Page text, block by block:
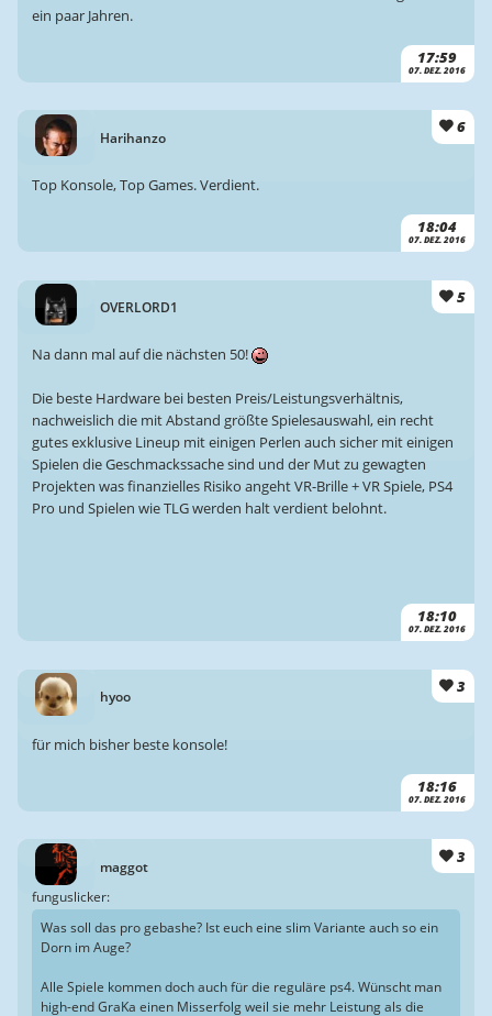
17:59
07. DEZ. 2016
ein paar Jahren.
Harihanzo
6
18:04
07. DEZ. 2016
Top Konsole, Top Games. Verdient.
OVERLORD1
5
18:10
07. DEZ. 2016
Na dann mal auf die nächsten 50!
Die beste Hardware bei besten Preis/Leistungsverhältnis,
nachweislich die mit Abstand größte Spielesauswahl, ein recht
gutes exklusive Lineup mit einigen Perlen auch sicher mit einigen
Spielen die Geschmackssache sind und der Mut zu gewagten
Projekten was finanzielles Risiko angeht VR-Brille + VR Spiele, PS4
Pro und Spielen wie TLG werden halt verdient belohnt.
hyoo
3
18:16
07. DEZ. 2016
für mich bisher beste konsole!
maggot
3
funguslicker:
Was soll das pro gebashe? Ist euch eine slim Variante auch so ein
Dorn im Auge?
Alle Spiele kommen doch auch für die reguläre ps4. Wünscht man
high-end GraKa einen Misserfolg weil sie mehr Leistung als die